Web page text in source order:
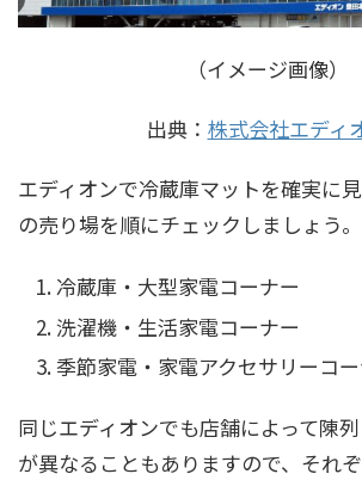
（イメージ画像）
出典： 株式会社エディ
エディオンで冷蔵庫マットを確実に
の売り場を順にチェックしましょう。
冷蔵庫・大型家電コーナー
洗濯機・生活家電コーナー
季節家電・家電アクセサリーコ
同じエディオンでも店舗によって陳
が異なることもありますので、それ